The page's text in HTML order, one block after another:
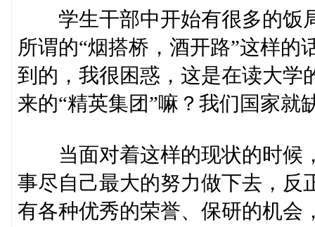
学生干部中开始有很多的饭
所谓的“烟搭桥，酒开路”这样
到的，我很困惑，这是在读大学
来的“精英集团”嘛？我们国家就
当面对着这样的现状的时候
事尽自己最大的努力做下去，反
有各种优秀的荣誉、保研的机会